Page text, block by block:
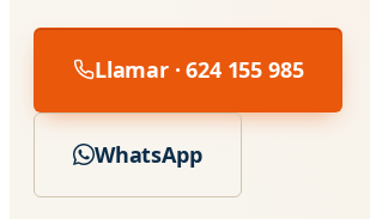
Llamar · 624 155 985
WhatsApp